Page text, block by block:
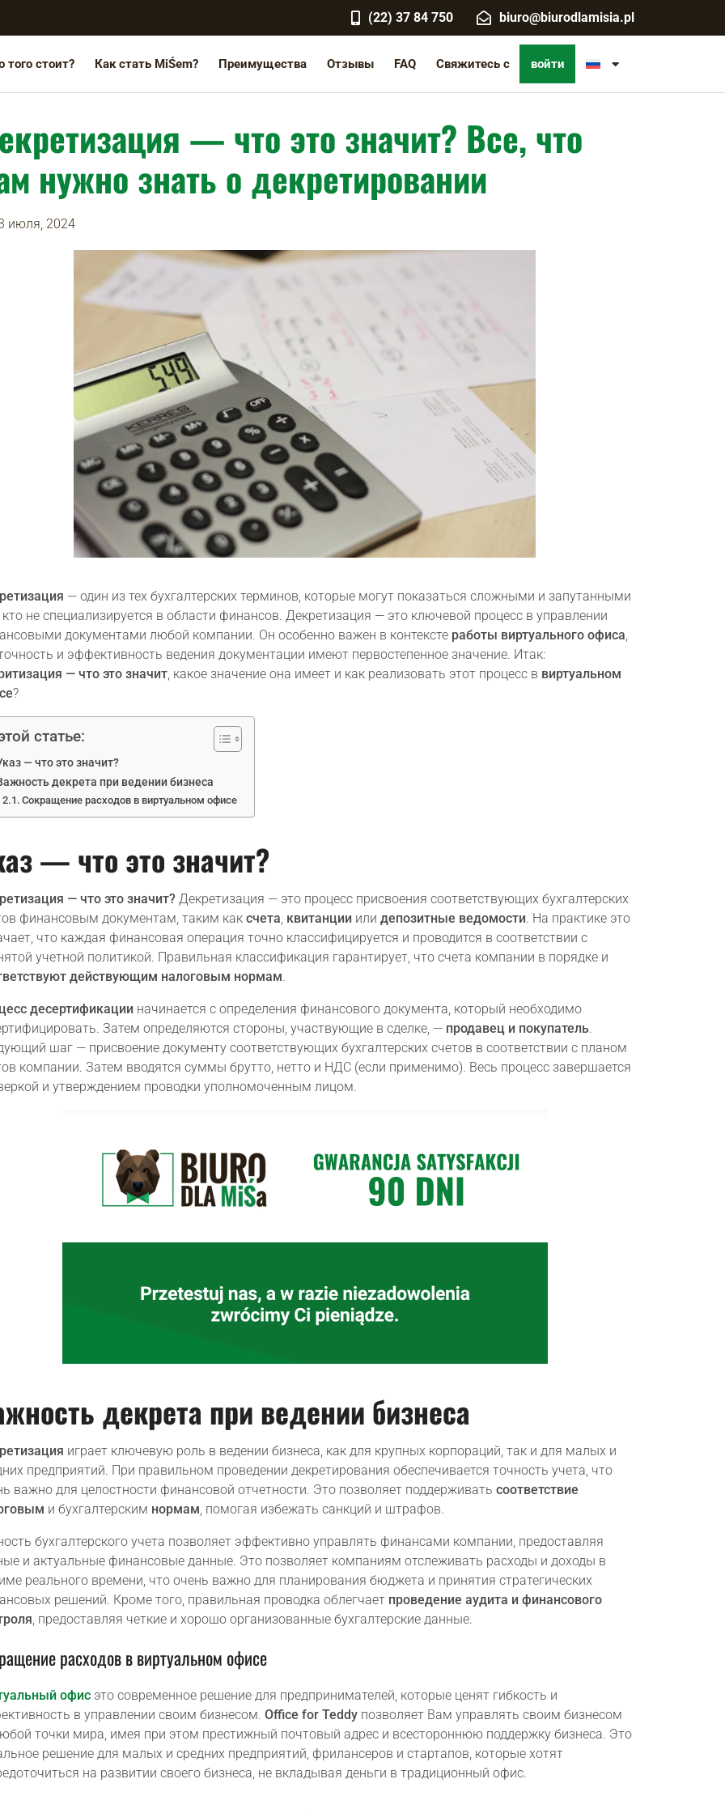
(22) 37 84 750 biuro@biurodlamisia.pl
того стоит? Как стать MiŚem? Преимущества Отзывы FAQ Свяжитесь с войти
— что это значит? Все, что
нужно знать о декретировании
июля, 2024
— один из тех бухгалтерских терминов, которые могут показаться сложными и запутанными
кто не специализируется в области финансов. Декретизация — это ключевой процесс в управлении
документами любой компании. Он особенно важен в контексте работы виртуального офиса,
и эффективность ведения документации имеют первостепенное значение. Итак:
— что это значит, какое значение она имеет и как реализовать этот процесс в виртуальном
?
статье:
— что это значит?
декрета при ведении бизнеса
Сокращение расходов в виртуальном офисе
— что это значит?
— что это значит? Декретизация — это процесс присвоения соответствующих бухгалтерских
финансовым документам, таким как счета, квитанции или депозитные ведомости. На практике это
что каждая финансовая операция точно классифицируется и проводится в соответствии с
учетной политикой. Правильная классификация гарантирует, что счета компании в порядке и
действующим налоговым нормам.
десертификации начинается с определения финансового документа, который необходимо
Затем определяются стороны, участвующие в сделке, — продавец и покупатель.
шаг — присвоение документу соответствующих бухгалтерских счетов в соответствии с планом
компании. Затем вводятся суммы брутто, нетто и НДС (если применимо). Весь процесс завершается
и утверждением проводки уполномоченным лицом.
декрета при ведении бизнеса
играет ключевую роль в ведении бизнеса, как для крупных корпораций, так и для малых и
предприятий. При правильном проведении декретирования обеспечивается точность учета, что
важно для целостности финансовой отчетности. Это позволяет поддерживать соответствие
и бухгалтерским нормам, помогая избежать санкций и штрафов.
бухгалтерского учета позволяет эффективно управлять финансами компании, предоставляя
и актуальные финансовые данные. Это позволяет компаниям отслеживать расходы и доходы в
реального времени, что очень важно для планирования бюджета и принятия стратегических
решений. Кроме того, правильная проводка облегчает проведение аудита и финансового
, предоставляя четкие и хорошо организованные бухгалтерские данные.
расходов в виртуальном офисе
офис это современное решение для предпринимателей, которые ценят гибкость и
в управлении своим бизнесом. Office for Teddy позволяет Вам управлять своим бизнесом
точки мира, имея при этом престижный почтовый адрес и всестороннюю поддержку бизнеса. Это
решение для малых и средних предприятий, фрилансеров и стартапов, которые хотят
на развитии своего бизнеса, не вкладывая деньги в традиционный офис.